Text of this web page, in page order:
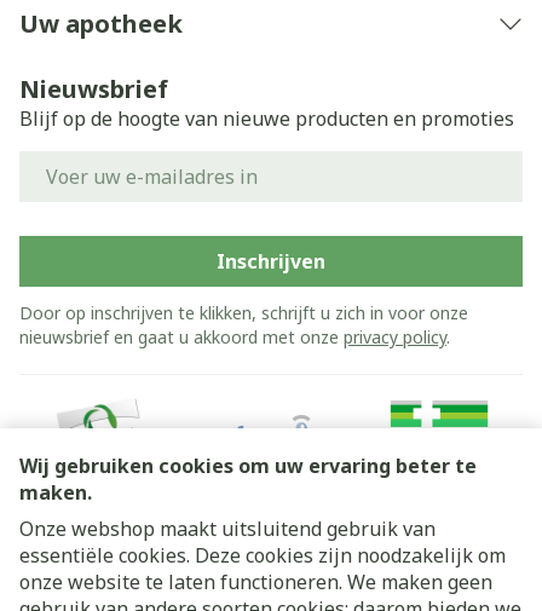
Wij gebruiken cookies om uw ervaring beter te
maken.
Onze webshop maakt uitsluitend gebruik van
essentiële cookies. Deze cookies zijn noodzakelijk om
onze website te laten functioneren. We maken geen
Uw apotheek
Nieuwsbrief
Blijf op de hoogte van nieuwe producten en promoties
Inschrijven
Door op inschrijven te klikken, schrijft u zich in voor onze
nieuwsbrief en gaat u akkoord met onze privacy policy.
Juridische links